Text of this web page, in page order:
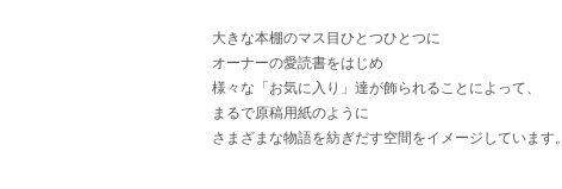
大きな本棚のマス目ひとつひとつに
オーナーの愛読書をはじめ
様々な「お気に入り」達が飾られることによって、
まるで原稿用紙のように
さまざまな物語を紡ぎだす空間をイメージしています。